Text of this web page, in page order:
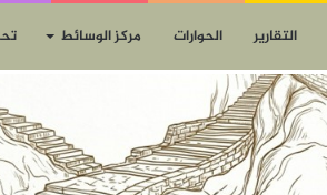
التقارير الحوارات مركز الوسائط